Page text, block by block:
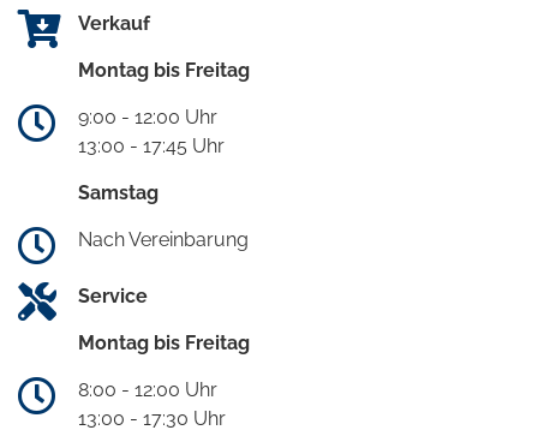
Verkauf
Montag bis Freitag
9:00 - 12:00 Uhr
13:00 - 17:45 Uhr
Samstag
Nach Vereinbarung
Service
Montag bis Freitag
8:00 - 12:00 Uhr
13:00 - 17:30 Uhr